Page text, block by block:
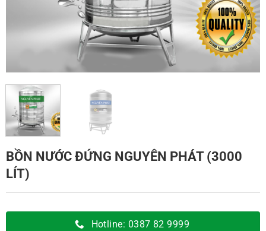
BỒN NƯỚC ĐỨNG NGUYÊN PHÁT (3000
LÍT)
Hotline: 0387 82 9999